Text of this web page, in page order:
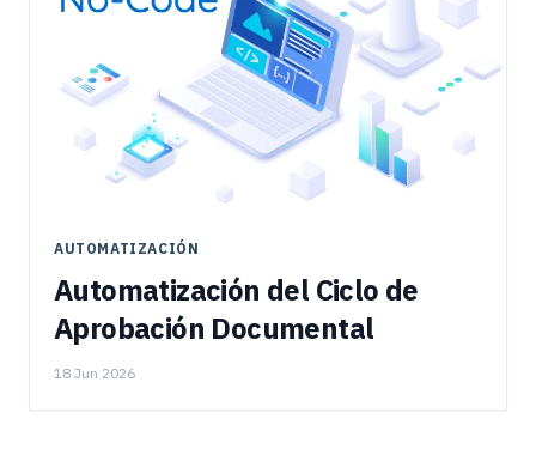
AUTOMATIZACIÓN
Automatización del Ciclo de
Aprobación Documental
18 Jun 2026